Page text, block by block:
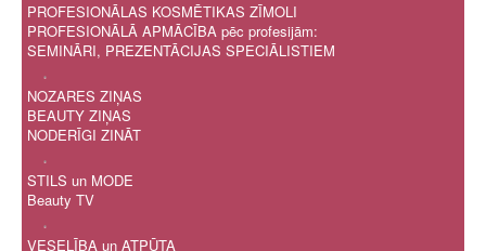
PROFESIONĀLAS KOSMĒTIKAS ZĪMOLI
PROFESIONĀLĀ APMĀCĪBA pēc profesijām:
SEMINĀRI, PREZENTĀCIJAS SPECIĀLISTIEM
.
NOZARES ZIŅAS
BEAUTY ZIŅAS
NODERĪGI ZINĀT
.
STILS un MODE
Beauty TV
.
VESELĪBA un ATPŪTA